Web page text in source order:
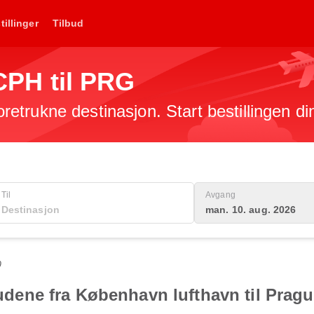
Tilbud
til PRG
destinasjon. Start bestillingen
Til Avgang
man. 10. aug. 2026
fra København lufthavn til